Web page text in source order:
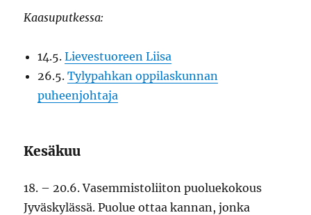
Kaasuputkessa:
14.5.Lievestuoreen Liisa
26.5.Tylypahkan oppilaskunnan
puheenjohtaja
Kesäkuu
18. – 20.6. Vasemmistoliiton puoluekokous
Jyväskylässä. Puolue ottaa kannan, jonka